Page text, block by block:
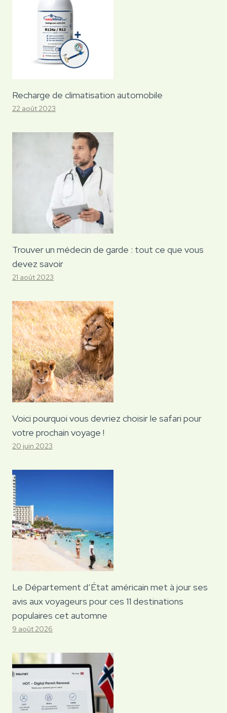
Recharge de climatisation automobile
22 août 2023
Trouver un médecin de garde : tout ce que vous
devez savoir
21 août 2023
Voici pourquoi vous devriez choisir le safari pour
votre prochain voyage !
20 juin 2023
Le Département d’État américain met à jour ses
avis aux voyageurs pour ces 11 destinations
populaires cet automne
9 août 2026